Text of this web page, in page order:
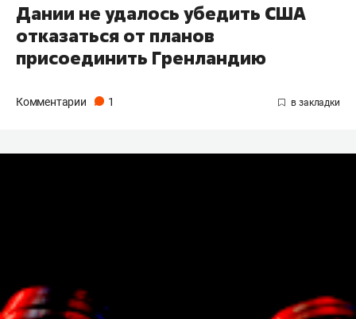
Дании не удалось убедить США
отказаться от планов
присоединить Гренландию
Комментарии 1